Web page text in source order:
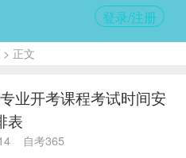
登录/注册
> 正文
业开考课程考试时间安
表
自考365